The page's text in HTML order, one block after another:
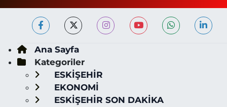
Ana Sayfa
Kategoriler
ESKİŞEHİR
EKONOMİ
ESKİŞEHİR SON DAKİKA